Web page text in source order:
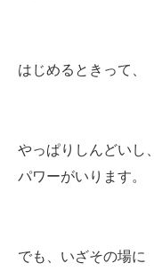
はじめるときって、
やっぱりしんどいし、
パワーがいります。
でも、いざその場に